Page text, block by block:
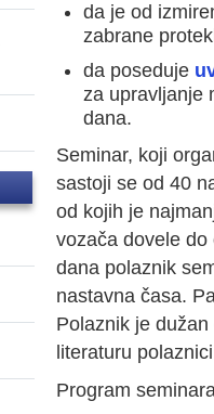
da je od
zabrane
da poseduje
za upravljanje
dana.
Seminar, koji
sastoji se od 40
od kojih je
vozača dovele
dana polaznik
nastavna časa.
Polaznik je
literaturu
Program